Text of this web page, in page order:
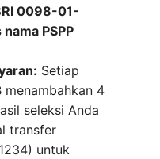
0098-01-
PSPP
Setiap
menambahkan 4
seleksi Anda
transfer
untuk